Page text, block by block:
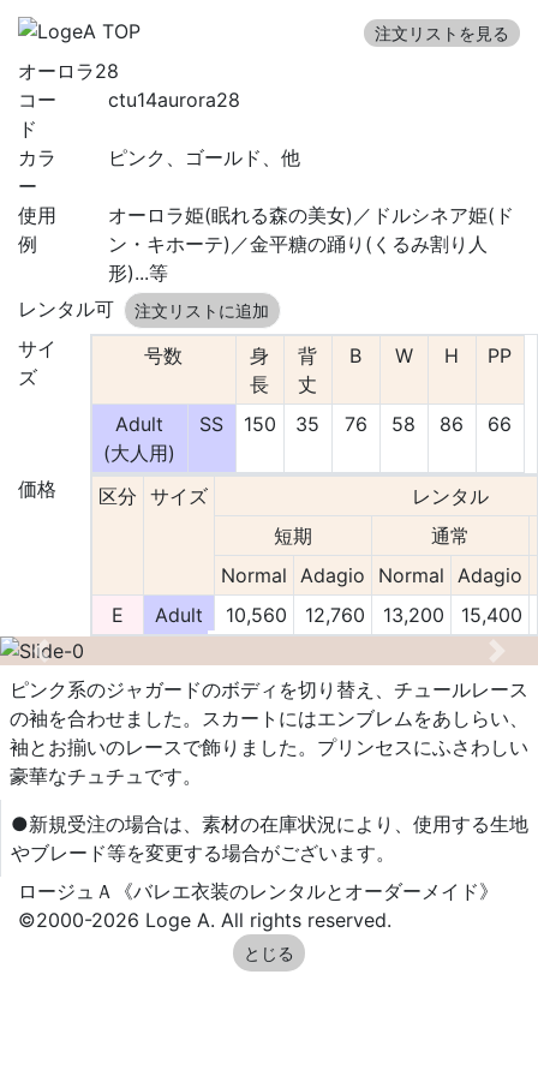
注文リストを見る
オーロラ28
コー
ド
ctu14aurora28
カラ
ー
ピンク、ゴールド、他
使用
例
オーロラ姫(眠れる森の美女)／ドルシネア姫(ド
ン・キホーテ)／金平糖の踊り(くるみ割り人
形)...等
レンタル可
注文リストに追加
サイ
ズ
号数
身
長
背
丈
B W H PP
Adult
(大人用)
SS 150 35 76 58 86 66
価格 区分 サイズ
レンタル
短期
通常
Normal Adagio Normal Adagio
E
Adult 10,560 12,760 13,200 15,400
Previous
Next
ピンク系のジャガードのボディを切り替え、チュールレース
の袖を合わせました。スカートにはエンブレムをあしらい、
袖とお揃いのレースで飾りました。プリンセスにふさわしい
豪華なチュチュです。
●新規受注の場合は、素材の在庫状況により、使用する生地
やブレード等を変更する場合がございます。
ロージュＡ《バレエ衣装のレンタルとオーダーメイド》
©2000-2026 Loge A. All rights reserved.
とじる